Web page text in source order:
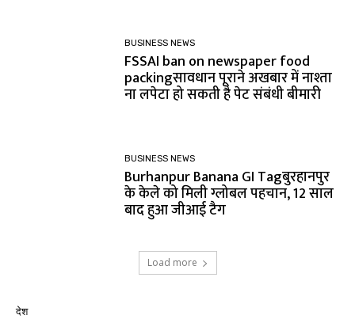
BUSINESS NEWS
FSSAI ban on newspaper food
packingसावधान पूराने अखबार में नाश्ता
ना लपेटा हो सकती है पेट संबंधी बीमारी
BUSINESS NEWS
Burhanpur Banana GI Tagबुरहानपुर
के केले को मिली ग्लोबल पहचान, 12 साल
बाद हुआ जीआई टैग
Load more
देश